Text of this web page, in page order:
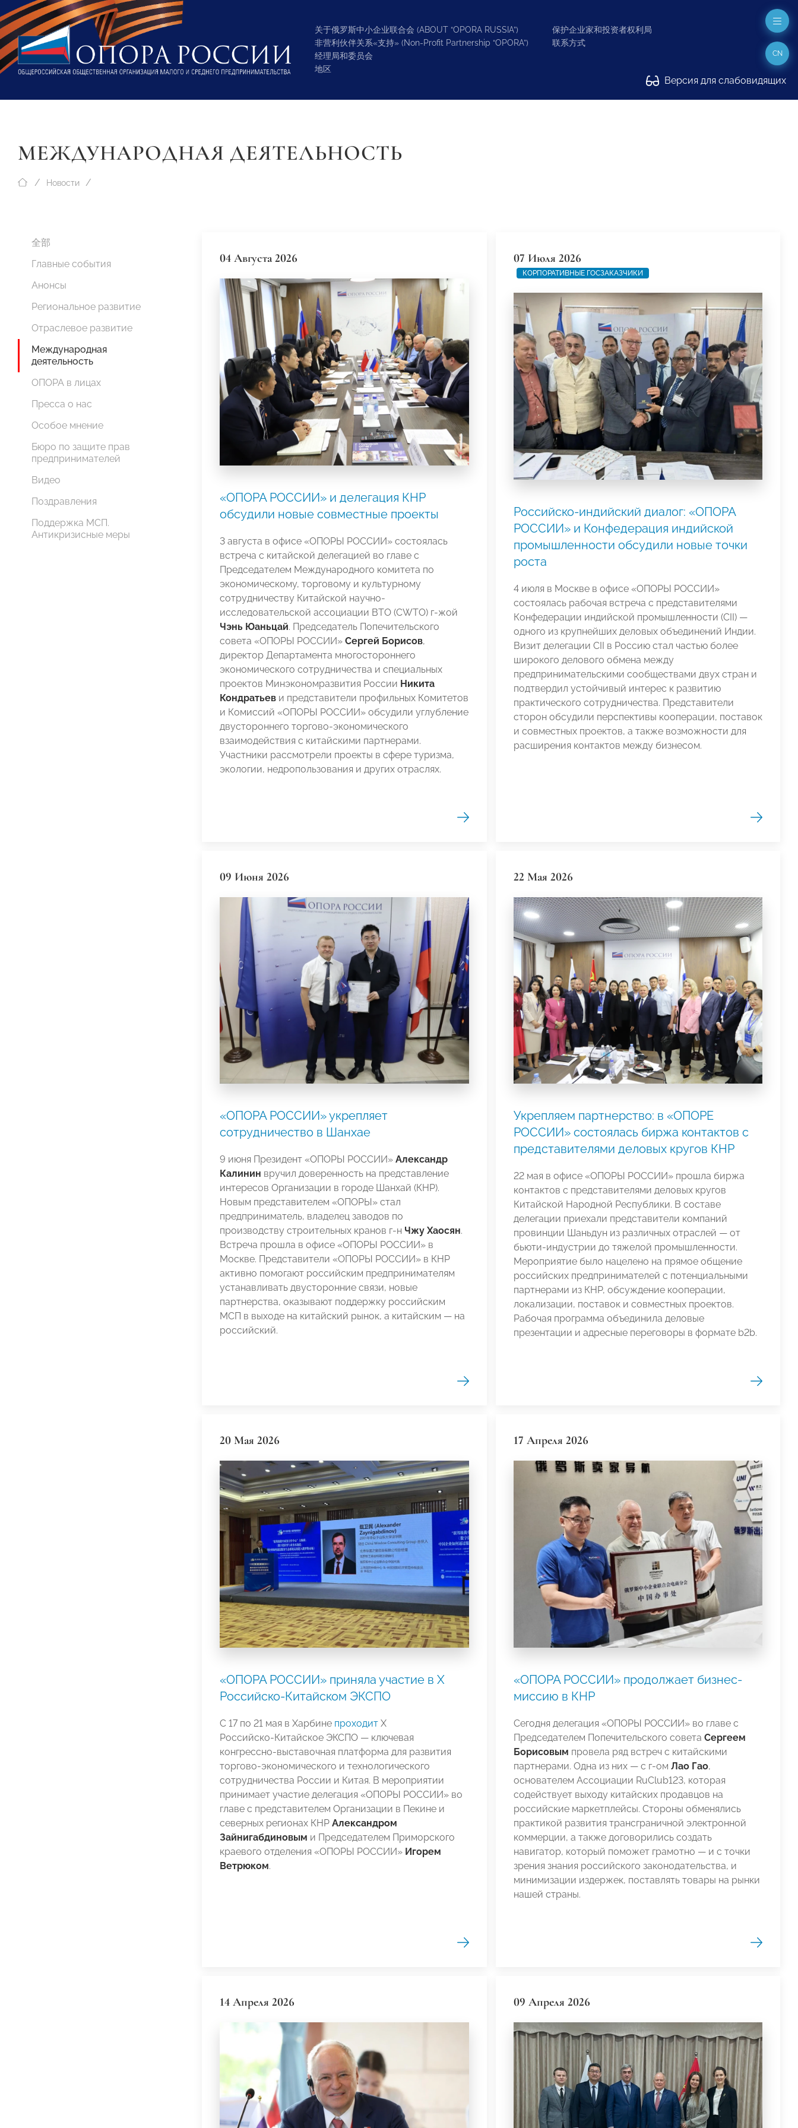
关于俄罗斯中小企业联合会 (ABOUT “OPORA RUSSIA”)
非营利伙伴关系«支持» (Non-Profit Partnership “OPORA”)
经理局和委员会
地区
保护企业家和投资者权利局
联系方式
Версия для слабовидящих
CN
МЕЖДУНАРОДНАЯ ДЕЯТЕЛЬНОСТЬ
Новости
全部
Главные события
Анонсы
Региональное развитие
Отраслевое развитие
Международная
деятельность
ОПОРА в лицах
Пресса о нас
Особое мнение
Бюро по защите прав
предпринимателей
Видео
Поздравления
Поддержка МСП.
Антикризисные меры
04 Августа 2026
«ОПОРА РОССИИ» и делегация КНР
обсудили новые совместные проекты
3 августа в офисе «ОПОРЫ РОССИИ» состоялась
встреча с китайской делегацией во главе с
Председателем Международного комитета по
экономическому, торговому и культурному
сотрудничеству Китайской научно-
исследовательской ассоциации ВТО (CWTO) г-жой
Чэнь Юаньцай. Председатель Попечительского
совета «ОПОРЫ РОССИИ» Сергей Борисов,
директор Департамента многостороннего
экономического сотрудничества и специальных
проектов Минэкономразвития России Никита
Кондратьев и представители профильных Комитетов
и Комиссий «ОПОРЫ РОССИИ» обсудили углубление
двустороннего торгово-экономического
взаимодействия с китайскими партнерами.
Участники рассмотрели проекты в сфере туризма,
экологии, недропользования и других отраслях.
07 Июля 2026
КОРПОРАТИВНЫЕ ГОСЗАКАЗЧИКИ
Российско-индийский диалог: «ОПОРА
РОССИИ» и Конфедерация индийской
промышленности обсудили новые точки
роста
4 июля в Москве в офисе «ОПОРЫ РОССИИ»
состоялась рабочая встреча с представителями
Конфедерации индийской промышленности (CII) —
одного из крупнейших деловых объединений Индии.
Визит делегации CII в Россию стал частью более
широкого делового обмена между
предпринимательскими сообществами двух стран и
подтвердил устойчивый интерес к развитию
практического сотрудничества. Представители
сторон обсудили перспективы кооперации, поставок
и совместных проектов, а также возможности для
расширения контактов между бизнесом.
09 Июня 2026
«ОПОРА РОССИИ» укрепляет
сотрудничество в Шанхае
9 июня Президент «ОПОРЫ РОССИИ» Александр
Калинин вручил доверенность на представление
интересов Организации в городе Шанхай (КНР).
Новым представителем «ОПОРЫ» стал
предприниматель, владелец заводов по
производству строительных кранов г-н Чжу Хаосян.
Встреча прошла в офисе «ОПОРЫ РОССИИ» в
Москве. Представители «ОПОРЫ РОССИИ» в КНР
активно помогают российским предпринимателям
устанавливать двусторонние связи, новые
партнерства, оказывают поддержку российским
МСП в выходе на китайский рынок, а китайским — на
российский.
22 Мая 2026
Укрепляем партнерство: в «ОПОРЕ
РОССИИ» состоялась биржа контактов с
представителями деловых кругов КНР
22 мая в офисе «ОПОРЫ РОССИИ» прошла биржа
контактов с представителями деловых кругов
Китайской Народной Республики. В составе
делегации приехали представители компаний
провинции Шаньдун из различных отраслей — от
бьюти-индустрии до тяжелой промышленности.
Мероприятие было нацелено на прямое общение
российских предпринимателей с потенциальными
партнерами из КНР, обсуждение кооперации,
локализации, поставок и совместных проектов.
Рабочая программа объединила деловые
презентации и адресные переговоры в формате b2b.
20 Мая 2026
«ОПОРА РОССИИ» приняла участие в Х
Российско‑Китайском ЭКСПО
С 17 по 21 мая в Харбине проходит Х
Российско‑Китайское ЭКСПО — ключевая
конгрессно‑выставочная платформа для развития
торгово‑экономического и технологического
сотрудничества России и Китая. В мероприятии
принимает участие делегация «ОПОРЫ РОССИИ» во
главе с представителем Организации в Пекине и
северных регионах КНР Александром
Зайнигабдиновым и Председателем Приморского
краевого отделения «ОПОРЫ РОССИИ» Игорем
Ветрюком.
17 Апреля 2026
«ОПОРА РОССИИ» продолжает бизнес-
миссию в КНР
Сегодня делегация «ОПОРЫ РОССИИ» во главе с
Председателем Попечительского совета Сергеем
Борисовым провела ряд встреч с китайскими
партнерами. Одна из них — c г-ом Лао Гао,
основателем Ассоциации RuClub123, которая
содействует выходу китайских продавцов на
российские маркетплейсы. Стороны обменялись
практикой развития трансграничной электронной
коммерции, а также договорились создать
навигатор, который поможет грамотно — и с точки
зрения знания российского законодательства, и
минимизации издержек, поставлять товары на рынки
нашей страны.
14 Апреля 2026 09 Апреля 2026